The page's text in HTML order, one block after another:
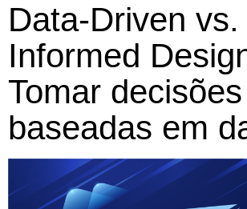
Data-Driven
Informed
Tomar decisões
baseadas em